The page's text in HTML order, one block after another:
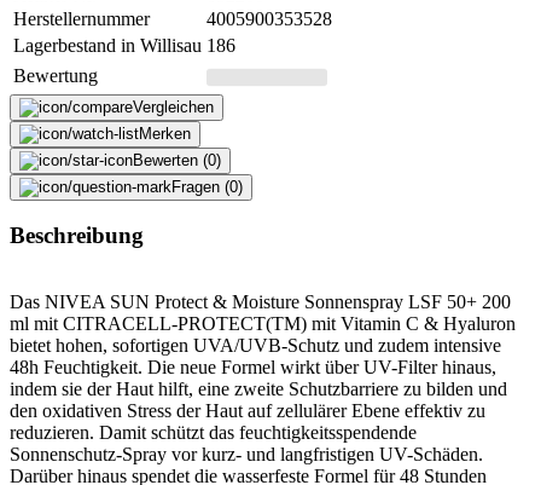
Herstellernummer
4005900353528
Lagerbestand in Willisau 186
Bewertung
Vergleichen
Merken
Bewerten (0)
Fragen (0)
Beschreibung
Das NIVEA SUN Protect & Moisture Sonnenspray LSF 50+ 200
ml mit CITRACELL-PROTECT(TM) mit Vitamin C & Hyaluron
bietet hohen, sofortigen UVA/UVB-Schutz und zudem intensive
48h Feuchtigkeit. Die neue Formel wirkt über UV-Filter hinaus,
indem sie der Haut hilft, eine zweite Schutzbarriere zu bilden und
den oxidativen Stress der Haut auf zellulärer Ebene effektiv zu
reduzieren. Damit schützt das feuchtigkeitsspendende
Sonnenschutz-Spray vor kurz- und langfristigen UV-Schäden.
Darüber hinaus spendet die wasserfeste Formel für 48 Stunden